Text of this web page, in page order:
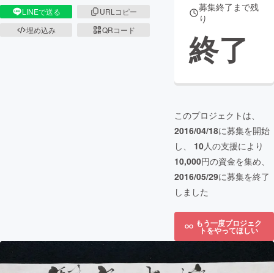
LINEで送る
URLコピー
埋め込み
QRコード
募集終了まで残
り
終了
このプロジェクトは、
2016/04/18に募集を開始
し、 10人の支援により
10,000円の資金を集め、
2016/05/29に募集を終了
しました
もう一度プロジェク
トをやってほしい